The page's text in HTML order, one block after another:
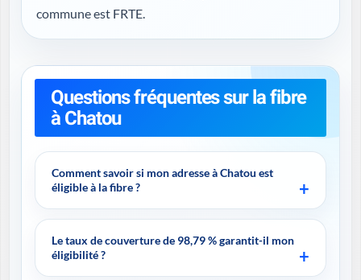
commune est FRTE.
Questions fréquentes sur la fibre
à Chatou
Comment savoir si mon adresse à Chatou est
éligible à la fibre ?
Le taux de couverture de 98,79 % garantit-il mon
éligibilité ?